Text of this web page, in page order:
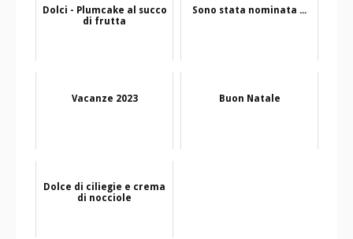
Dolci - Plumcake al succo
di frutta
Sono stata nominata ...
Vacanze 2023 Buon Natale
Dolce di ciliegie e crema
di nocciole